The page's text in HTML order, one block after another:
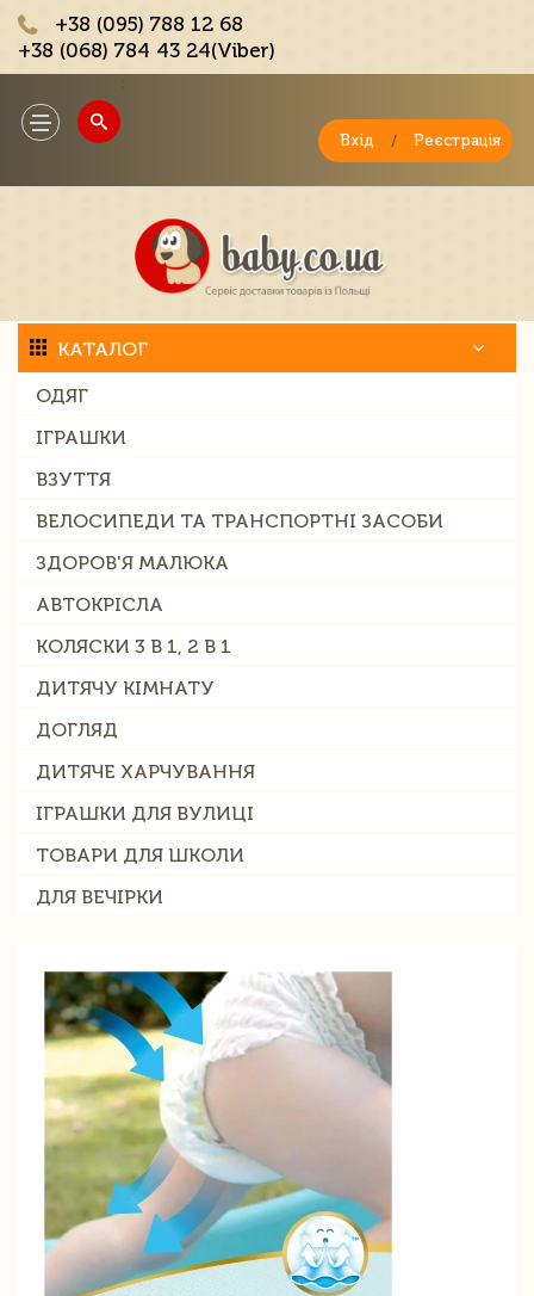
+38 (095) 788 12 68
+38 (068) 784 43 24(Viber)
Toggle
navigation
Вхід / Реєстрація
КАТАЛОГ
ОДЯГ
ІГРАШКИ
ВЗУТТЯ
ВЕЛОСИПЕДИ ТА ТРАНСПОРТНІ ЗАСОБИ
ЗДОРОВ'Я МАЛЮКА
АВТОКРІСЛА
КОЛЯСКИ 3 В 1, 2 В 1
ДИТЯЧУ КІМНАТУ
ДОГЛЯД
ДИТЯЧЕ ХАРЧУВАННЯ
ІГРАШКИ ДЛЯ ВУЛИЦІ
ТОВАРИ ДЛЯ ШКОЛИ
ДЛЯ ВЕЧІРКИ